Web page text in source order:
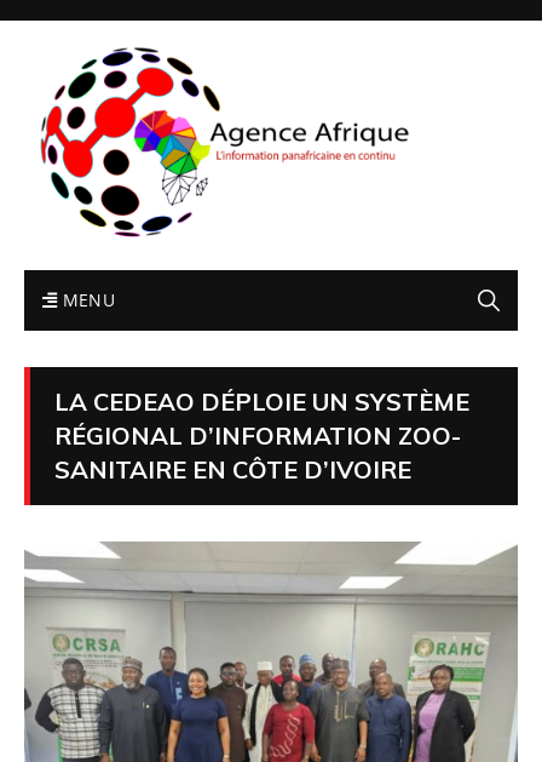
MENU
LA CEDEAO DÉPLOIE UN SYSTÈME
RÉGIONAL D’INFORMATION ZOO-
SANITAIRE EN CÔTE D’IVOIRE